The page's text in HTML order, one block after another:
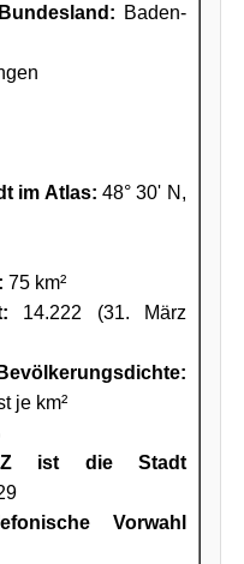
Baden-
im Atlas: 48° 30' N,
75 km²
14.222 (31. März
je km²
ist die Stadt
Vorwahl